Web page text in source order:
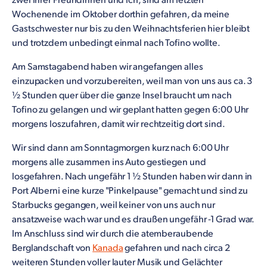
Wochenende im Oktober dorthin gefahren, da meine
Gastschwester nur bis zu den Weihnachtsferien hier bleibt
und trotzdem unbedingt einmal nach Tofino wollte.
Am Samstagabend haben wir angefangen alles
einzupacken und vorzubereiten, weil man von uns aus ca. 3
½ Stunden quer über die ganze Insel braucht um nach
Tofino zu gelangen und wir geplant hatten gegen 6:00 Uhr
morgens loszufahren, damit wir rechtzeitig dort sind.
Wir sind dann am Sonntagmorgen kurz nach 6:00 Uhr
morgens alle zusammen ins Auto gestiegen und
losgefahren. Nach ungefähr 1 ½ Stunden haben wir dann in
Port Alberni eine kurze "Pinkelpause" gemacht und sind zu
Starbucks gegangen, weil keiner von uns auch nur
ansatzweise wach war und es draußen ungefähr -1 Grad war.
Im Anschluss sind wir durch die atemberaubende
Berglandschaft von Kanadagefahren und nach circa 2
weiteren Stunden voller lauter Musik und Gelächter